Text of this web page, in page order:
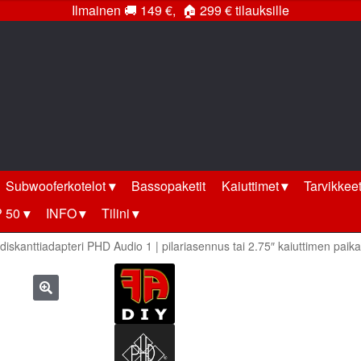
Ilmainen 🚚 149 €, 🏠 299 € tilauksille
Subwooferkotelot Bassopaketit Kaiuttimet
Tarvikkeet
50 INFO Tilini
PHD Audio 1 | pilariasennus tai 2.75″ kaiuttimen